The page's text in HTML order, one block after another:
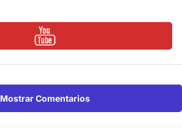
Mostrar Comentarios